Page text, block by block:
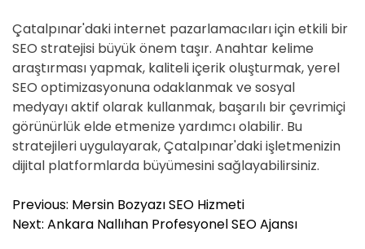
Çatalpınar'daki internet pazarlamacıları için etkili bir
SEO stratejisi büyük önem taşır. Anahtar kelime
araştırması yapmak, kaliteli içerik oluşturmak, yerel
SEO optimizasyonuna odaklanmak ve sosyal
medyayı aktif olarak kullanmak, başarılı bir çevrimiçi
görünürlük elde etmenize yardımcı olabilir. Bu
stratejileri uygulayarak, Çatalpınar'daki işletmenizin
dijital platformlarda büyümesini sağlayabilirsiniz.
Y
a
Previous: Mersin Bozyazı SEO Hizmeti
Next: Ankara Nallıhan Profesyonel SEO Ajansı